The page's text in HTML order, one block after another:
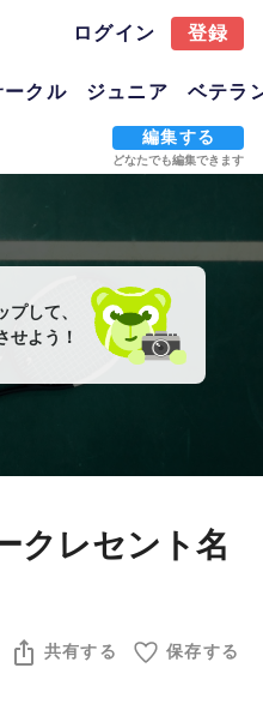
ログイン 登録
ークル ジュニア ベテラ
編集する
どなたでも編集できます
プして、
せよう！
クレセント名
共有する 保存する